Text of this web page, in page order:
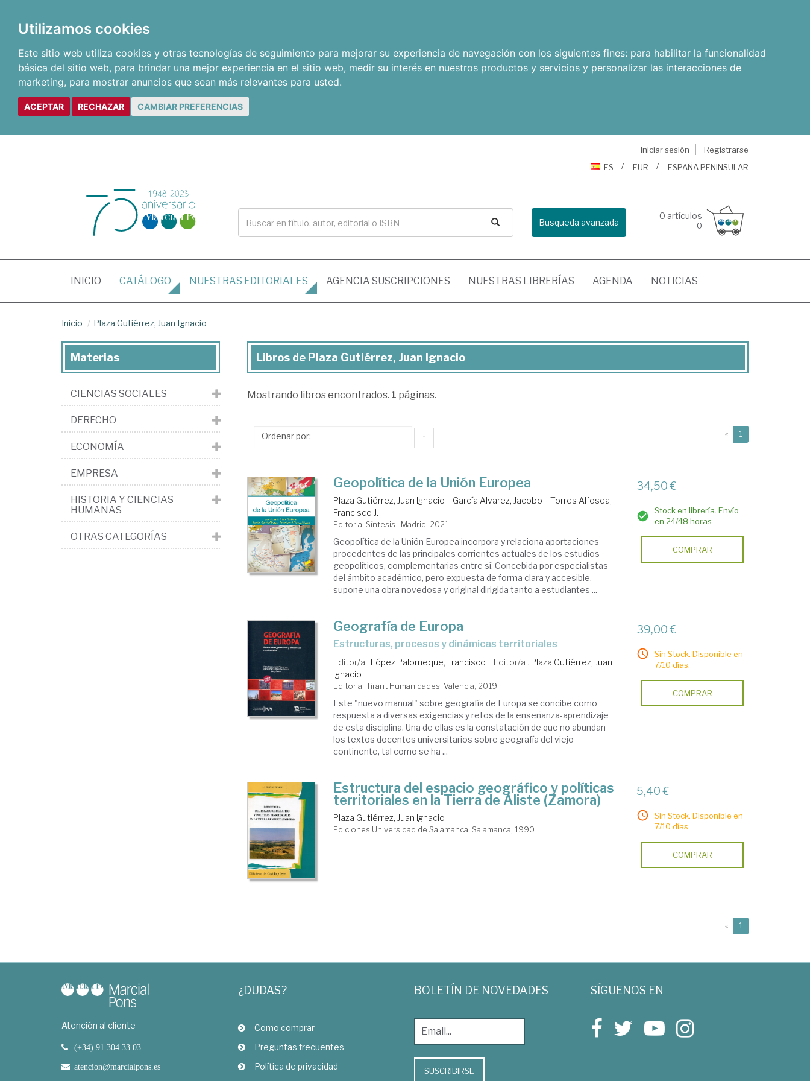
Utilizamos cookies
Este sitio web utiliza cookies y otras tecnologías de seguimiento para mejorar su experiencia de navegación con los siguientes fines: para habilitar la funcionalidad
básica del sitio web, para brindar una mejor experiencia en el sitio web, medir su interés en nuestros productos y servicios y personalizar las interacciones de
marketing, para mostrar anuncios que sean más relevantes para usted.
ACEPTAR RECHAZAR CAMBIAR PREFERENCIAS
Iniciar sesión
Registrarse
ES
EUR ESPAÑA PENINSULAR
Busqueda avanzada
0 artículos
0
INICIO (CURRENT)
CATÁLOGO NUESTRAS EDITORIALES AGENCIA SUSCRIPCIONES NUESTRAS LIBRERÍAS AGENDA NOTICIAS
Inicio Plaza Gutiérrez, Juan Ignacio
Libros
Plaza
Juan
Libros de Plaza Gutiérrez, Juan Ignacio
Mostrando libros encontrados. 1 páginas.
↑ « 1
Geopolítica de la Unión Europea
Plaza Gutiérrez, Juan Ignacio García Alvarez, Jacobo
Torres Alfosea,
Francisco J.
Editorial Síntesis . Madrid, 2021
Geopolítica de la Unión Europea incorpora y relaciona aportaciones
procedentes de las principales corrientes actuales de los estudios
geopolíticos, complementarias entre sí. Concebida por especialistas
del ámbito académico, pero expuesta de forma clara y accesible,
supone una obra novedosa y original dirigida tanto a estudiantes ...
34,50 €
Stock en librería. Envío
en 24/48 horas
COMPRAR
Geografía de Europa
estructuras, procesos y dinámicas territoriales
Editor/a . López Palomeque, Francisco Editor/a . Plaza Gutiérrez, Juan
Ignacio
Editorial Tirant Humanidades. Valencia, 2019
Este "nuevo manual" sobre geografía de Europa se concibe como
respuesta a diversas exigencias y retos de la enseñanza-aprendizaje
de esta disciplina. Una de ellas es la constatación de que no abundan
los textos docentes universitarios sobre geografía del viejo
continente, tal como se ha ...
39,00 €
Sin Stock. Disponible en
7/10 días.
COMPRAR
Estructura del espacio geográfico y políticas
territoriales en la Tierra de Aliste (Zamora)
Plaza Gutiérrez, Juan Ignacio
Ediciones Universidad de Salamanca. Salamanca, 1990
5,40 €
Sin Stock. Disponible en
7/10 días.
COMPRAR
« 1
Materias
CIENCIAS SOCIALES
DERECHO
ECONOMÍA
EMPRESA
HISTORIA Y CIENCIAS
HUMANAS
OTRAS CATEGORÍAS
Atención al cliente
(+34) 91 304 33 03
atencion@marcialpons.es
¿DUDAS?
Como comprar
Preguntas frecuentes
Política de privacidad
BOLETÍN DE NOVEDADES
SUSCRIBIRSE
SÍGUENOS EN